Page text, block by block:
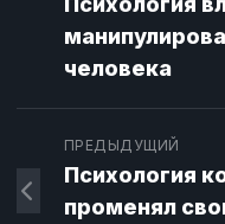
человека
ПРЕДЫДУЩИЙ
Психология
променял